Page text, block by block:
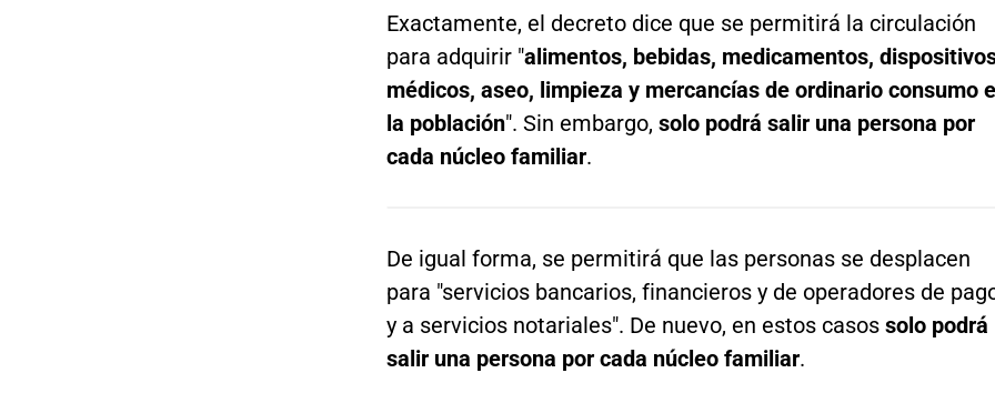
Exactamente, el decreto dice que se permitirá la circulación
para adquirir "alimentos, bebidas, medicamentos,
médicos, aseo, limpieza y mercancías de ordinario consumo
la población". Sin embargo, solo podrá salir una persona por
cada núcleo familiar.
De igual forma, se permitirá que las personas se desplacen
para "servicios bancarios, financieros y de operadores de
y a servicios notariales". De nuevo, en estos casos solo podrá
salir una persona por cada núcleo familiar.